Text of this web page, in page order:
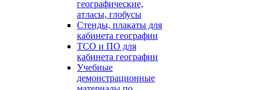
географические,
атласы, глобусы
Стенды, плакаты для
кабинета географии
ТСО и ПО для
кабинета географии
Учебные
демонстрационные